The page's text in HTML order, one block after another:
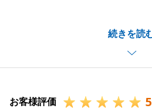
続きを読
ち合わせの結果、当社にご依
にありがとうございました。
ご成約に至るまでにも、沢山
今後も、不動産の事について、
お客様評価 5